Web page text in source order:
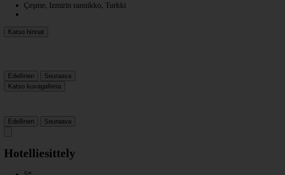
Çeşme, Izmirin rannikko, Turkki
Katso hinnat
Edellinen
Seuraava
Katso kuvagalleria
Edellinen Seuraava
Hotelliesittely